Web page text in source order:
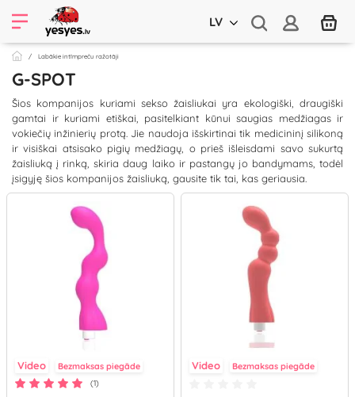
LV
Labākie intīmpreču ražotāji
G-SPOT
Šios kompanijos kuriami sekso žaisliukai yra ekologiški, draugiški
gamtai ir kuriami etiškai, pasitelkiant kūnui saugias medžiagas ir
vokiečių inžinierių protą. Jie naudoja išskirtinai tik medicininį silikoną
ir visiškai atsisako pigių medžiagų, o prieš išleisdami savo sukurtą
žaisliuką į rinką, skiria daug laiko ir pastangų jo bandymams, todėl
įsigyję šios kompanijos žaisliuką, gausite tik tai, kas geriausia.
Video Bezmaksas piegāde
(1)
Video Bezmaksas piegāde